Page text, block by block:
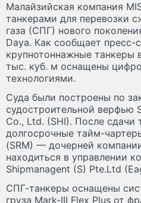
Малайзийская компания
танкерами для перевозки
газа (СПГ) нового
Daya. Как сообщает пресс-
крупнотоннажные танкеры
тыс. куб. м оснащены
технологиями.
Суда были построены по
судостроительной верфью
Co., Ltd. (SHI). После сдачи
долгосрочные тайм-
(SRM) — дочерней
находиться в управлении
Shipmanagent (S) Pte.Ltd
СПГ-танкеры оснащены
груза Mark-III Flex Plus от